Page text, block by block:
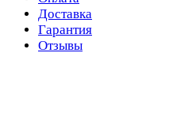
Доставка
Гарантия
Отзывы